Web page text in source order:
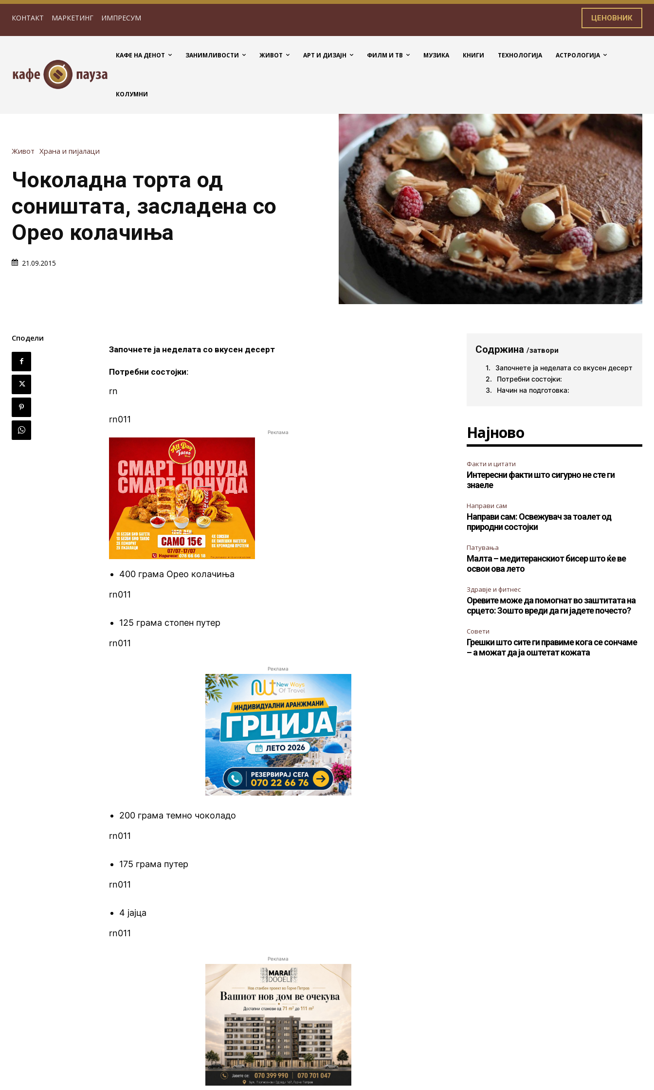
КОНТАКТ МАРКЕТИНГ ИМПРЕСУМ ЦЕНОВНИК
КАФЕ НА ДЕНОТ ЗАНИМЛИВОСТИ ЖИВОТ АРТ И ДИЗАЈН ФИЛМ И ТВ МУЗИКА КНИГИ ТЕХНОЛОГИЈА АСТРОЛОГИЈА
КОЛУМНИ
Живот Храна и пијалаци
Чоколадна торта од
соништата, засладена со
Орео колачиња
21.09.2015
Сподели
Започнете ја неделата со вкусен десерт
Потребни состојки:
rn
rn011
Реклама
400 грама Орео колачиња
rn011
125 грама стопен путер
rn011
Реклама
200 грама темно чоколадо
rn011
175 грама путер
rn011
4 јајца
rn011
Реклама
Содржина/затвори
Започнете ја неделата со вкусен десерт
Потребни состојки:
Начин на подготовка:
Најново
Факти и цитати
Интересни факти што сигурно не сте ги
знаеле
Направи сам
Направи сам: Освежувач за тоалет од
природни состојки
Патувања
Малта – медитеранскиот бисер што ќе ве
освои ова лето
Здравје и фитнес
Оревите може да помогнат во заштитата на
срцето: Зошто вреди да ги јадете почесто?
Совети
Грешки што сите ги правиме кога се сончаме
– а можат да ја оштетат кожата